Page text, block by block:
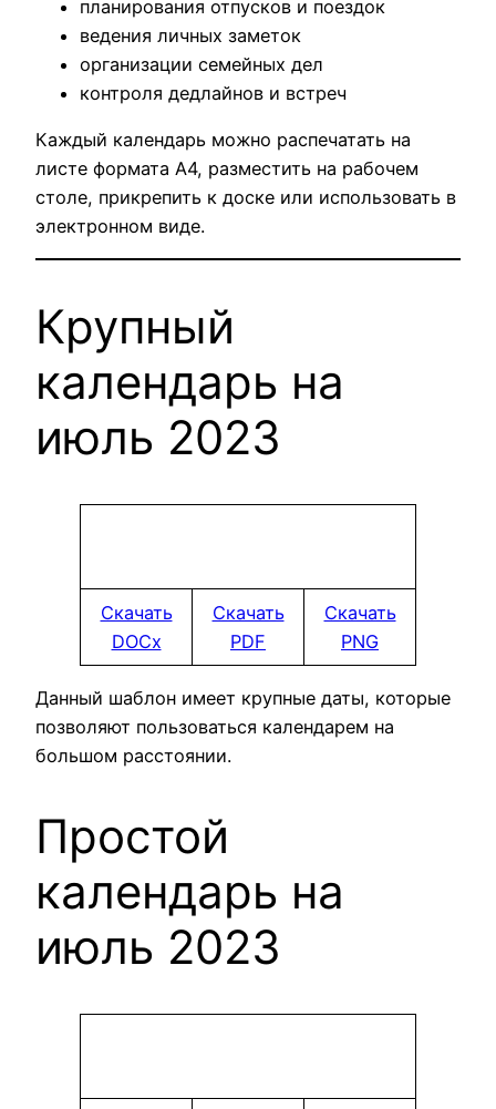
планирования отпусков и поездок
ведения личных заметок
организации семейных дел
контроля дедлайнов и встреч
Каждый календарь можно распечатать на
листе формата А4, разместить на рабочем
столе, прикрепить к доске или использовать в
электронном виде.
Крупный
календарь на
июль 2023
Скачать
DOCx
Скачать
PDF
Скачать
PNG
Данный шаблон имеет крупные даты, которые
позволяют пользоваться календарем на
большом расстоянии.
Простой
календарь на
июль 2023